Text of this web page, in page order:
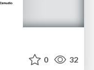
0 32